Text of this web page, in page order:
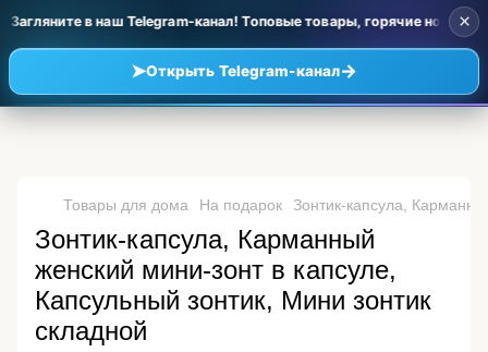
в наш Telegram-канал! Топовые товары, горячие
➤Открыть Telegram-канал→
×
Товары для дома На подарок Зонтик-капсула,
Зонтик-капсула, Карманный
женский мини-зонт в капсуле,
Капсульный зонтик, Мини зонтик
складной